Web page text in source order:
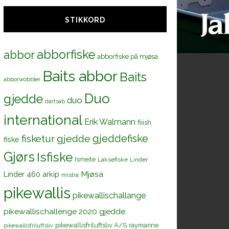
STIKKORD
abborabborfiske abborfiske på mjøsa
abborwobbler Baits abbor Baits
gjedde dartsab duo Duo
international Erik Walmann fiiish
fiske fisketurgjedde gjeddefiske
Gjørs Isfiske Ismeite Laksefiske Linder
Linder 460 arkip mistra Mjøsa
pikewallis pikewallischallange
pikewallischallenge 2020 gjedde
pikewallisfriluftsliv pikewallisfriluftsliv A/S raymarine